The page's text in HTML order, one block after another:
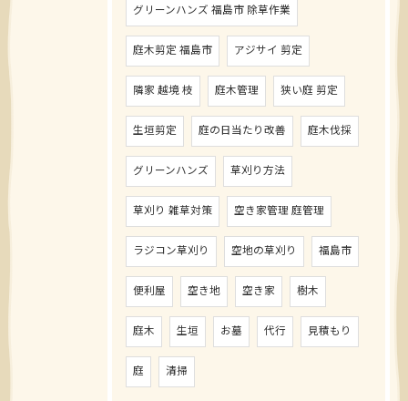
グリーンハンズ 福島市 除草作業
庭木剪定 福島市 アジサイ 剪定
隣家 越境 枝 庭木管理 狭い庭 剪定
生垣剪定 庭の日当たり改善 庭木伐採
グリーンハンズ 草刈り方法
草刈り 雑草対策 空き家管理 庭管理
ラジコン草刈り 空地の草刈り 福島市
便利屋 空き地 空き家 樹木
庭木 生垣 お墓 代行 見積もり
庭 清掃